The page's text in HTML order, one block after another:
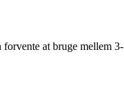
at bruge mellem 3-